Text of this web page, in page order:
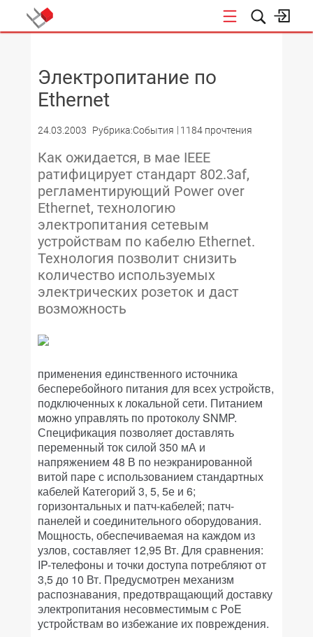
Электропитание по
Ethernet
24.03.2003 Рубрика:События 1184 прочтения
Как ожидается, в мае IEEE
ратифицирует стандарт 802.3af,
регламентирующий Power over
Ethernet, технологию
электропитания сетевым
устройствам по кабелю Ethernet.
Технология позволит снизить
количество используемых
электрических розеток и даст
возможность
применения единственного источника
бесперебойного питания для всех устройств,
подключенных к локальной сети. Питанием
можно управлять по протоколу SNMP.
Спецификация позволяет доставлять
переменный ток силой 350 мА и
напряжением 48 В по неэкранированной
витой паре с использованием стандартных
кабелей Категорий 3, 5, 5е и 6;
горизонтальных и патч-кабелей; патч-
панелей и соединительного оборудования.
Мощность, обеспечиваемая на каждом из
узлов, составляет 12,95 Вт. Для сравнения:
IP-телефоны и точки доступа потребляют от
3,5 до 10 Вт. Предусмотрен механизм
распознавания, предотвращающий доставку
электропитания несовместимым с PoE
устройствам во избежание их повреждения.